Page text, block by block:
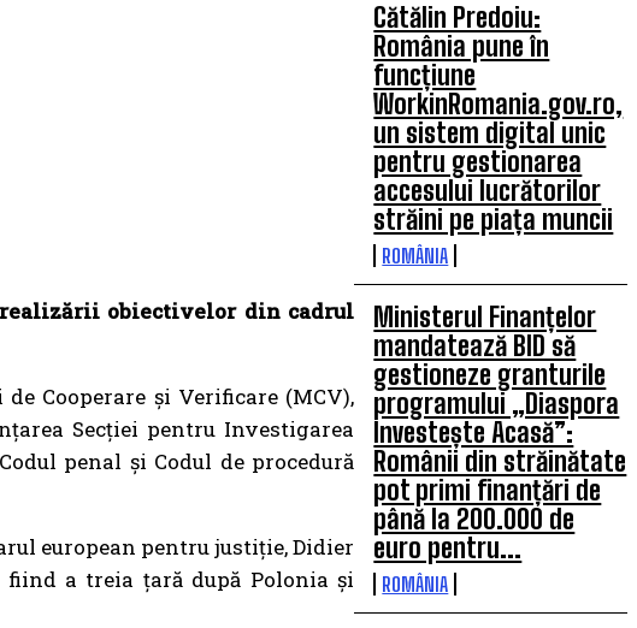
obiectivelor din cadrul
Cooperare și Verificare (MCV),
Secției pentru Investigarea
penal și Codul de procedură
european pentru justiție, Didier
a treia țară după Polonia și
Cătălin Predoiu:
România pune în
funcțiune
WorkinRomania.gov.ro,
un sistem digital unic
pentru gestionarea
accesului lucrătorilor
străini pe piața muncii
ROMÂNIA
Ministerul Finanțelor
mandatează BID să
gestioneze granturile
programului „Diaspora
Investește Acasă”:
Românii din străinătate
pot primi finanțări de
până la 200.000 de
euro pentru...
ROMÂNIA